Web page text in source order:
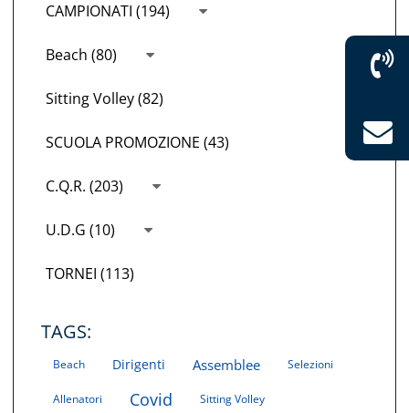
CAMPIONATI (194)
Beach (80)
Sitting Volley (82)
SCUOLA PROMOZIONE (43)
C.Q.R. (203)
U.D.G (10)
TORNEI (113)
TAGS:
Beach Dirigenti Assemblee Selezioni
Allenatori Covid Sitting Volley